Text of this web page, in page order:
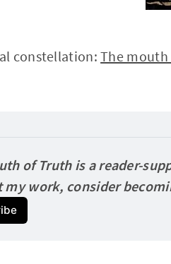
constellation:The
of Truth is a reader-
my work, consider